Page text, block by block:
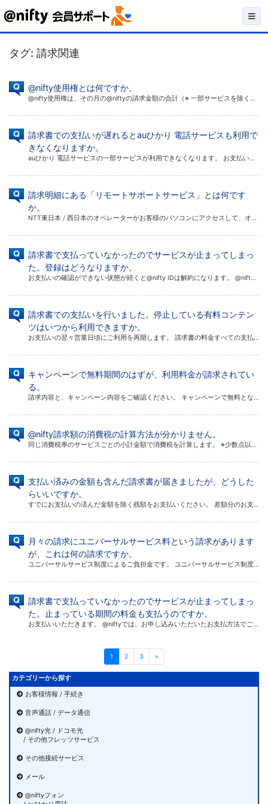
Skip
contentタグ: 請求関連
@nifty使用権とは何ですか。
@nifty使用権は、その月の@niftyの請求金額の合計（※ 一部サービスを除く）と該当の金額を相殺させていただき、その残額をお支払いいただく制度です。 ※ @nifty使用権が利用できない一部サービスは以下の通りです […]
請求書での支払いが遅れるとauひかり 電話サービスも利用で
きなくなりますか。
auひかり 電話サービスの一部サービスが利用できなくなります。 お支払いの確認ができない場合、サービスのご利用を停止します。@nifty auひかりをご利用の場合、インターネットへの接続、および、auひかり 電話サービス […]
請求明細にある「リモートサポートサービス」とは何です
か。
NTT東日本 / 西日本のオペレーターがお客様のパソコンにアクセスして、オンライン上からの遠隔操作でサポートするサービスです。 「リモートサポートサービス」は、フレッツ・アクセスサービスやNTT東日本 / 西日本が提供す […]
請求書で支払っていなかったのでサービスが止まってしまっ
た。登録はどうなりますか。
お支払いの確認ができない状態が続くと@nifty IDは解約になります。 @niftyでは、お申し込みいただいたお支払方法でご利用料金のお支払いが確認できない場合、請求書をお送りしております。 請求書でもお支払いが確認で […]
請求書での支払いを行いました。停止している有料コンテン
ツはいつから利用できますか。
お支払いの翌々営業日頃にご利用を再開します。 請求書の料金すべての支払いが完了されなければ利用再開ができません。※ 請求書の送付タイミングについては、お客様の状況によって異なりますので、メールサポート窓口へお問い合わせく […]
キャンペーンで無料期間のはずが、利用料金が請求されてい
る。
請求内容と、キャンペーン内容をご確認ください。 キャンペーンで無料となる対象サービス以外は、キャンペーン期間中も請求が発生します。 請求内容をご確認ください。 キャンペーンで無料となるサービス ※ キャンペーンによって内 […]
@nifty請求額の消費税の計算方法が分かりません。
同じ消費税率のサービスごとの小計金額で消費税を計算します。 ※少数点以下の料金を切り捨てております。 ※料金発生時期により税率が異なる場合が場合がございます。 ※法人会員の場合、ID毎の【請求明細】ではサービスごとに消費 […]
支払い済みの金額も含んだ請求書が届きましたが、どうした
らいいですか。
すでにお支払いの済んだ金額を除く残額をお支払いください。 差額分のお支払い方法については、お手元の「ご利用代金請求書」に記載されている専用窓口へご相談ください。 ※ 入金状況など、金融機関での確認を行うため土・日・祝日は […]
月々の請求にユニバーサルサービス料という請求があります
が、これは何の請求ですか。
ユニバーサルサービス制度によるご負担金です。 ユニバーサルサービス制度とは、NTT地域会社（東日本 / 西日本）が全国一律の電話サービスを維持するため、過疎地など採算性の低い地域で生じる赤字を通信事業者が拠出した資金で賄 […]
請求書で支払っていなかったのでサービスが止まってしまっ
た。止まっている期間の料金も支払うのですか。
お支払いいただきます。 @niftyでは、お申し込みいただいたお支払方法でご利用料金のお支払いが確認できない場合、請求書をお送りしております。 請求書でもお支払いが確認できない場合、サービスのご利用を停止させていただきま […]
1 2 3 »
カテゴリーから探す
お客様情報 / 手続き
音声通話 / データ通信
@nifty光 / ドコモ光
/ その他フレッツサービス
その他接続サービス
メール
@niftyフォン